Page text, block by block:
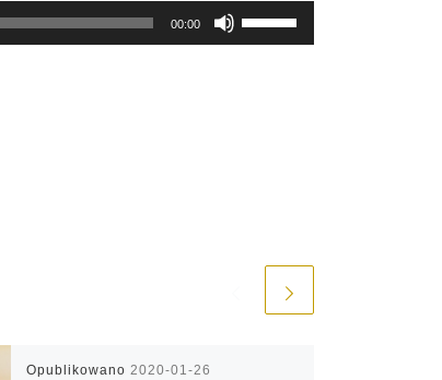
00:00
Use
Up/Down
Opublikowano 2020-01-26